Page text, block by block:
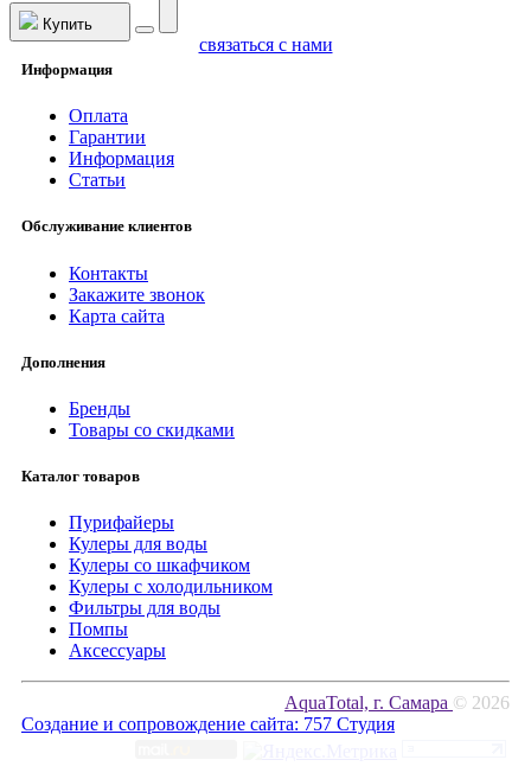
Купить
связаться с нами
Информация
Оплата
Гарантии
Информация
Статьи
Обслуживание клиентов
Контакты
Закажите звонок
Карта сайта
Дополнения
Бренды
Товары со скидками
Каталог товаров
Пурифайеры
Кулеры для воды
Кулеры со шкафчиком
Кулеры с холодильником
Фильтры для воды
Помпы
Аксессуары
AquaTotal, г. Самара © 2026
Создание и сопровождение сайта: 757 Студия